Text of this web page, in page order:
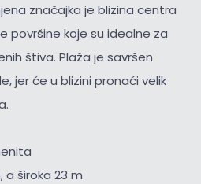
značajka je blizina centra
površine koje su idealne za
štiva. Plaža je savršen
jer će u blizini pronaći velik
a široka 23 m